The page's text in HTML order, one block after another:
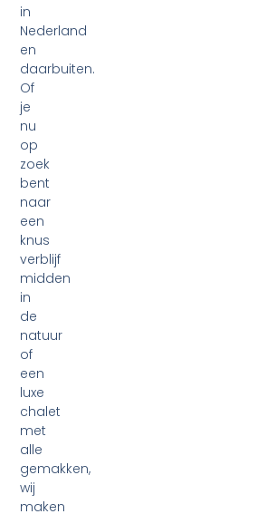
in
Nederland
en
daarbuiten.
Of
je
nu
op
zoek
bent
naar
een
knus
verblijf
midden
in
de
natuur
of
een
luxe
chalet
met
alle
gemakken,
wij
maken